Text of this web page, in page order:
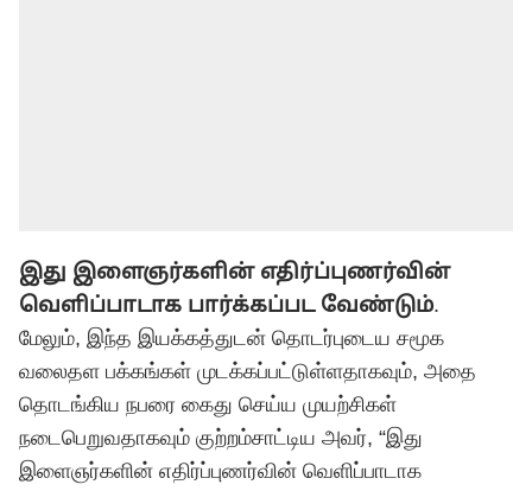
இது இளைஞர்களின் எதிர்ப்புணர்வின்
வெளிப்பாடாக பார்க்கப்பட வேண்டும்.
மேலும், இந்த இயக்கத்துடன் தொடர்புடைய சமூக
வலைதள பக்கங்கள் முடக்கப்பட்டுள்ளதாகவும், அதை
தொடங்கிய நபரை கைது செய்ய முயற்சிகள்
நடைபெறுவதாகவும் குற்றம்சாட்டிய அவர், “இது
இளைஞர்களின் எதிர்ப்புணர்வின் வெளிப்பாடாக